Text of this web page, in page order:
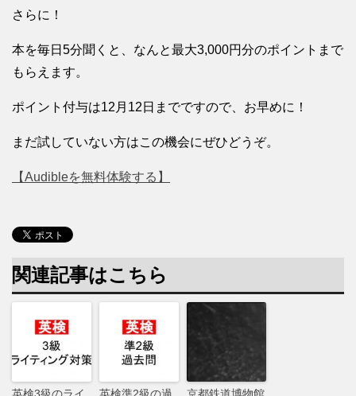
さらに！
本を毎日5分聞くと、なんと最大3,000円分のポイントまで
もらえます。
ポイント付与は12月12日までですので、お早めに！
まだ試していない方はこの機会にぜひどうぞ。
【Audibleを無料体験する】
関連記事はこちら